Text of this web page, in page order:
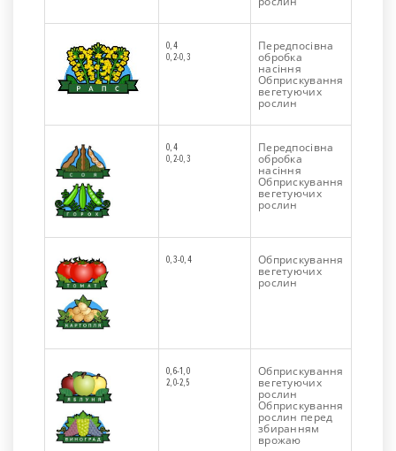
0,4
0,2-0,3
Передпосівна
обробка
насіння
Обприскування
вегетуючих
рослин
0,4
0,2-0,3
Передпосівна
обробка
насіння
Обприскування
вегетуючих
рослин
0,3-0,4 Обприскування
вегетуючих
рослин
0,6-1,0
2,0-2,5
Обприскування
вегетуючих
рослин
Обприскування
рослин перед
збиранням
врожаю